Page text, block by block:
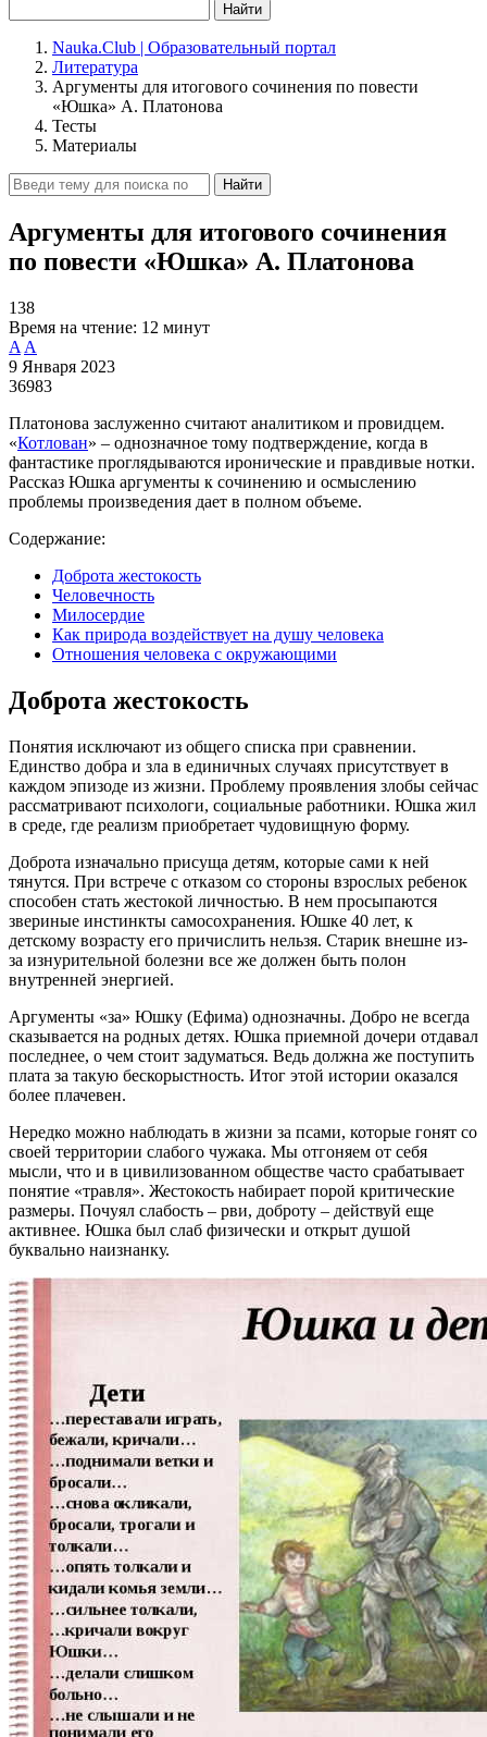
Найти
Nauka.Club | Образовательный портал
Литература
Аргументы для итогового сочинения по повести
«Юшка» А. Платонова
Тесты
Материалы
Найти
Аргументы для итогового сочинения
по повести «Юшка» А. Платонова
138
Время на чтение: 12 минут
A A
9 Января 2023
36983
Платонова заслуженно считают аналитиком и провидцем.
«Котлован» – однозначное тому подтверждение, когда в
фантастике проглядываются иронические и правдивые нотки.
Рассказ Юшка аргументы к сочинению и осмыслению
проблемы произведения дает в полном объеме.
Содержание:
Доброта жестокость
Человечность
Милосердие
Как природа воздействует на душу человека
Отношения человека с окружающими
Доброта жестокость
Понятия исключают из общего списка при сравнении.
Единство добра и зла в единичных случаях присутствует в
каждом эпизоде из жизни. Проблему проявления злобы сейчас
рассматривают психологи, социальные работники. Юшка жил
в среде, где реализм приобретает чудовищную форму.
Доброта изначально присуща детям, которые сами к ней
тянутся. При встрече с отказом со стороны взрослых ребенок
способен стать жестокой личностью. В нем просыпаются
звериные инстинкты самосохранения. Юшке 40 лет, к
детскому возрасту его причислить нельзя. Старик внешне из-
за изнурительной болезни все же должен быть полон
внутренней энергией.
Аргументы «за» Юшку (Ефима) однозначны. Добро не всегда
сказывается на родных детях. Юшка приемной дочери отдавал
последнее, о чем стоит задуматься. Ведь должна же поступить
плата за такую бескорыстность. Итог этой истории оказался
более плачевен.
Нередко можно наблюдать в жизни за псами, которые гонят со
своей территории слабого чужака. Мы отгоняем от себя
мысли, что и в цивилизованном обществе часто срабатывает
понятие «травля». Жестокость набирает порой критические
размеры. Почуял слабость – рви, доброту – действуй еще
активнее. Юшка был слаб физически и открыт душой
буквально наизнанку.